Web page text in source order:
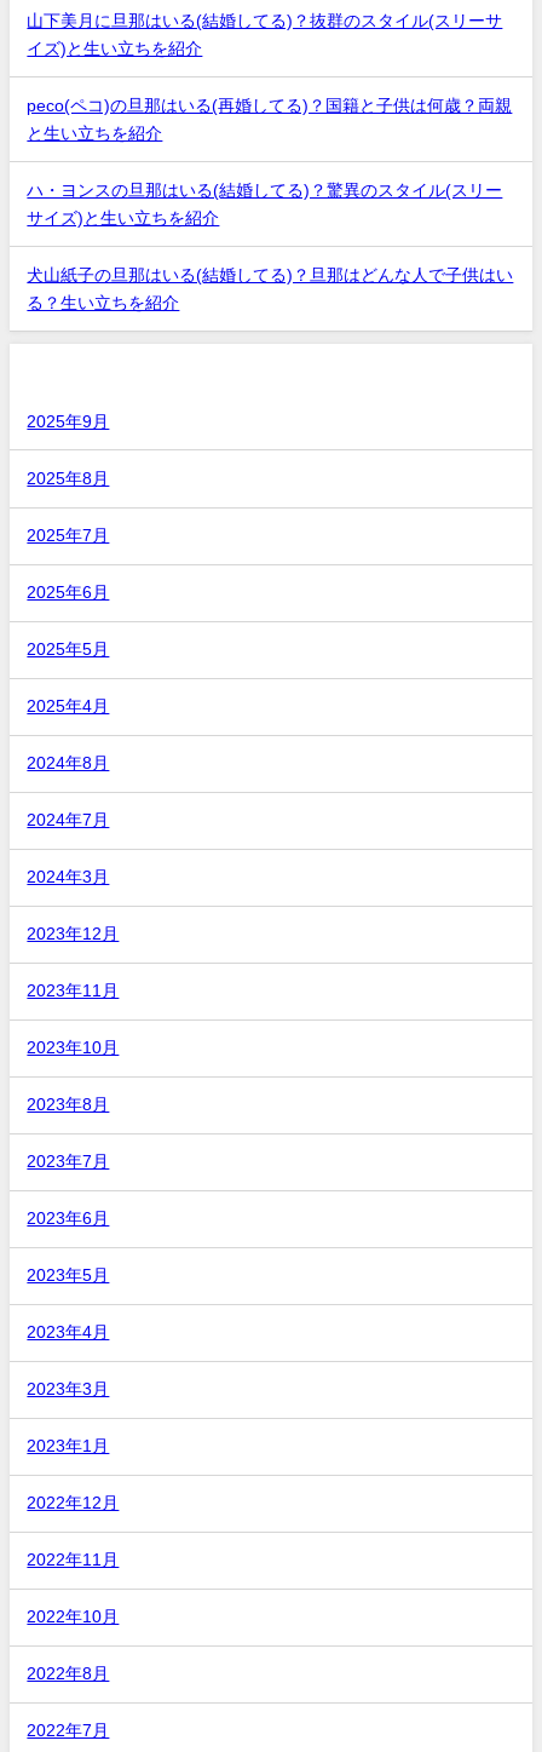
山下美月に旦那はいる(結婚してる)？抜群のスタイル(スリーサ
イズ)と生い立ちを紹介
peco(ペコ)の旦那はいる(再婚してる)？国籍と子供は何歳？両親
と生い立ちを紹介
ハ・ヨンスの旦那はいる(結婚してる)？驚異のスタイル(スリー
サイズ)と生い立ちを紹介
犬山紙子の旦那はいる(結婚してる)？旦那はどんな人で子供はい
る？生い立ちを紹介
2025年9月
2025年8月
2025年7月
2025年6月
2025年5月
2025年4月
2024年8月
2024年7月
2024年3月
2023年12月
2023年11月
2023年10月
2023年8月
2023年7月
2023年6月
2023年5月
2023年4月
2023年3月
2023年1月
2022年12月
2022年11月
2022年10月
2022年8月
2022年7月